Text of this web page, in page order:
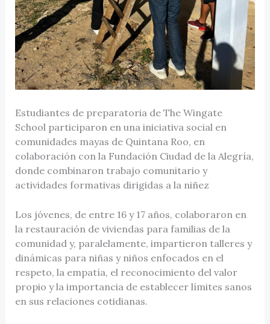
Estudiantes de preparatoria de The Wingate
School participaron en una iniciativa social en
comunidades mayas de Quintana Roo, en
colaboración con la Fundación Ciudad de la Alegría,
donde combinaron trabajo comunitario y
actividades formativas dirigidas a la niñez
Los jóvenes, de entre 16 y 17 años, colaboraron en
la restauración de viviendas para familias de la
comunidad y, paralelamente, impartieron talleres y
dinámicas para niñas y niños enfocados en el
respeto, la empatía, el reconocimiento del valor
propio y la importancia de establecer límites sanos
en sus relaciones cotidianas.